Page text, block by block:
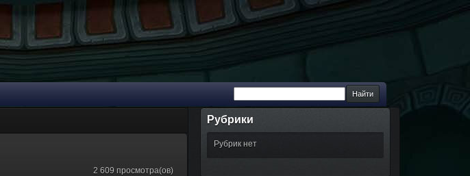
2 609 просмотра(ов)
Рубрики
Рубрик нет